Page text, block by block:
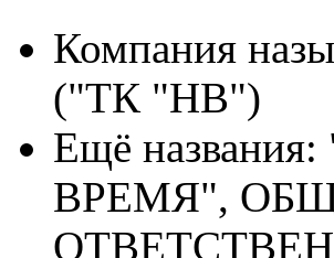
Компания
("ТК "НВ")
Ещё названия:
ВРЕМЯ",